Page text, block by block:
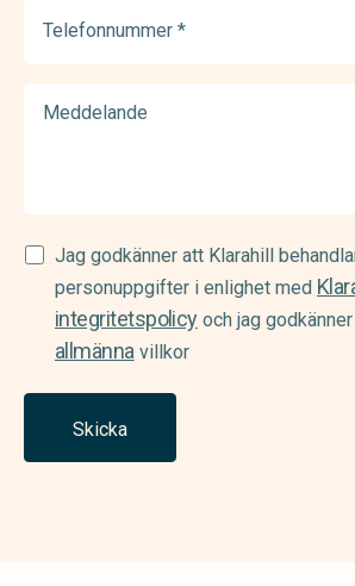
(Required)
Samtycke
(Required)
Jag godkänner att Klarahill
personuppgifter i enlighet med
integritetspolicyoch jag godkänner
allmännavillkor
Skicka